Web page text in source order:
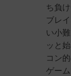
ち負
ブレ
い小
ッと
コン
ゲー